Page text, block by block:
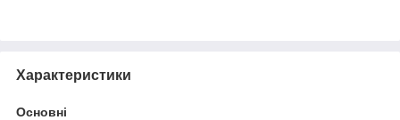
Характеристики
Основні